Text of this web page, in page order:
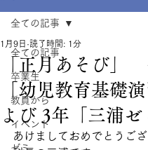
全ての記事
卒業生
教員から
イベント
ゼミ
全ての記事
「正月あそび」
「幼児教育基礎
よび 3年「三浦ゼ
1月9日 読了時間: 1分
あけましておめでとうご